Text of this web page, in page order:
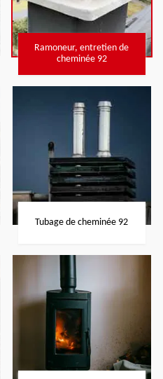
Ramoneur, entretien de
cheminée 92
Tubage de cheminée 92